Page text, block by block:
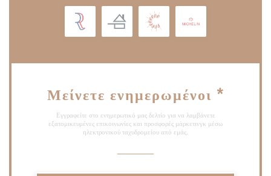
Μείνετε ενημερωμένοι *
Εγγραφείτε στο ενημερωτικό μας δελτίο για να λαμβάνετε
εξατομικευμένες επικοινωνίες και προσφορές μάρκετινγκ μέσω
ηλεκτρονικού ταχυδρομείου από εμάς.